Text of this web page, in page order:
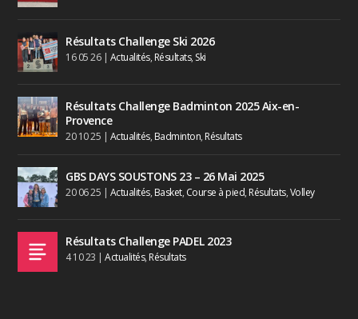
Résultats Challenge Ski 2026
16 05 26| Actualités, Résultats, Ski
Résultats Challenge Badminton 2025 Aix-en-
Provence
20 10 25 | Actualités, Badminton, Résultats
GBS DAYS SOUSTONS 23 – 26 Mai 2025
20 06 25 | Actualités, Basket, Course à pied, Résultats,Volley
Résultats Challenge PADEL 2023
4 10 23 |Actualités, Résultats